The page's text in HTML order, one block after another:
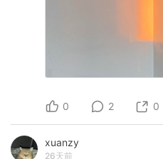
0 2 0
xuanzy
26天前